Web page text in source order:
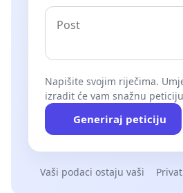
Napišite svojim riječima.
izradit će vam snažnu
Generiraj peticiju
Vaši podaci ostaju vaši